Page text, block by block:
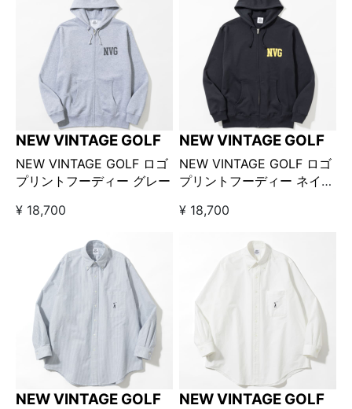
NEW VINTAGE GOLF
NEW VINTAGE GOLF ロゴ
プリントフーディー グレー
¥ 18,700
NEW VINTAGE GOLF
NEW VINTAGE GOLF ロゴ
プリントフーディー ネイビ
¥ 18,700
NEW VINTAGE GOLF NEW VINTAGE GOLF